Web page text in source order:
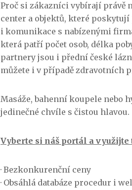
Proč si zákazníci vybírají právě
center a objektů, které
i komunikace s nabízenými
která patří počet osob, délka
partnery jsou i přední české
můžete i v případě zdravotních
Masáže, bahenní koupele nebo
jedinečné chvíle s čistou hlavou.
Vyberte si náš portál a využijte
· Bezkonkurenční ceny
· Obsáhlá databáze procedur i